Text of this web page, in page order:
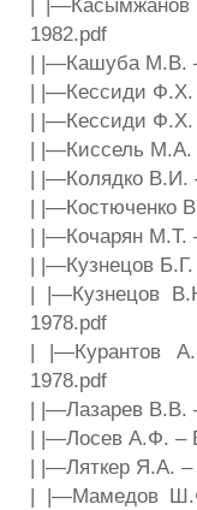
1982.pdf
| |—Кашуба М.В. –
| |—Кессиди Ф.X.
| |—Кессиди Ф.Х.
| |—Киссель М.А.
| |—Колядко В.И.
| |—Костюченко
| |—Кочарян М.Т.
| |—Кузнецов
| |—Кузнецов
1978.pdf
| |—Курантов
1978.pdf
| |—Лазарев В.В.
| |—Лосев А.Ф. –
| |—Ляткер Я.А. –
| |—Мамедов